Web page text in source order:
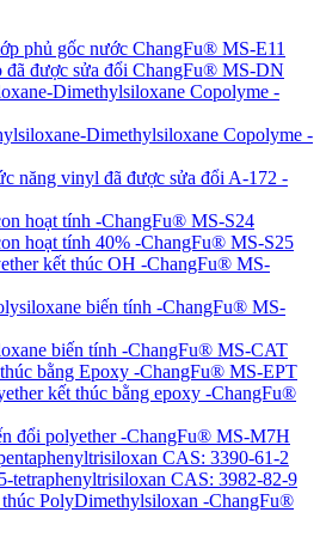
phủ gốc nước ChangFu® MS-E11
đã được sửa đổi ChangFu® MS-DN
Dimethylsiloxane Copolyme -
Dimethylsiloxane Copolyme -
năng vinyl đã được sửa đổi A-172 -
hoạt tính -ChangFu® MS-S24
hoạt tính 40% -ChangFu® MS-S25
kết thúc OH -ChangFu® MS-
biến tính -ChangFu® MS-
biến tính -ChangFu® MS-CAT
bằng Epoxy -ChangFu® MS-EPT
kết thúc bằng epoxy -ChangFu®
đổi polyether -ChangFu® MS-M7H
CAS: 3390-61-2
tetraphenyltrisiloxan CAS: 3982-82-9
PolyDimethylsiloxan -ChangFu®